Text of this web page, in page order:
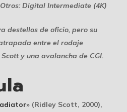
Otros: Digital Intermediate (4K)
destellos de oficio, pero su
entre el rodaje
y una avalancha de CGI.
» (Ridley Scott, 2000),